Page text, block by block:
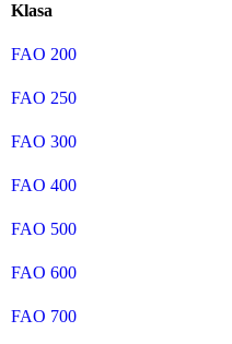
Klasa
FAO 200
FAO 250
FAO 300
FAO 400
FAO 500
FAO 600
FAO 700